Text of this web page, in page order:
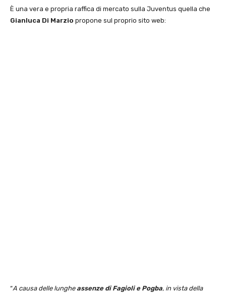
È una vera e propria raffica di mercato sulla Juventus quella che
Gianluca Di Marzio propone sul proprio sito web:
“A causa delle lungheassenze di Fagioli e Pogba, in vista della